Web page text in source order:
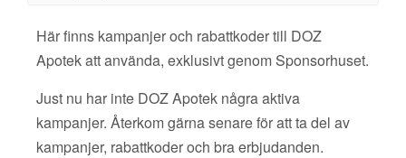
Här finns kampanjer och rabattkoder till DOZ
Apotek att använda, exklusivt genom Sponsorhuset.
Just nu har inte DOZ Apotek några aktiva
kampanjer. Återkom gärna senare för att ta del av
kampanjer, rabattkoder och bra erbjudanden.